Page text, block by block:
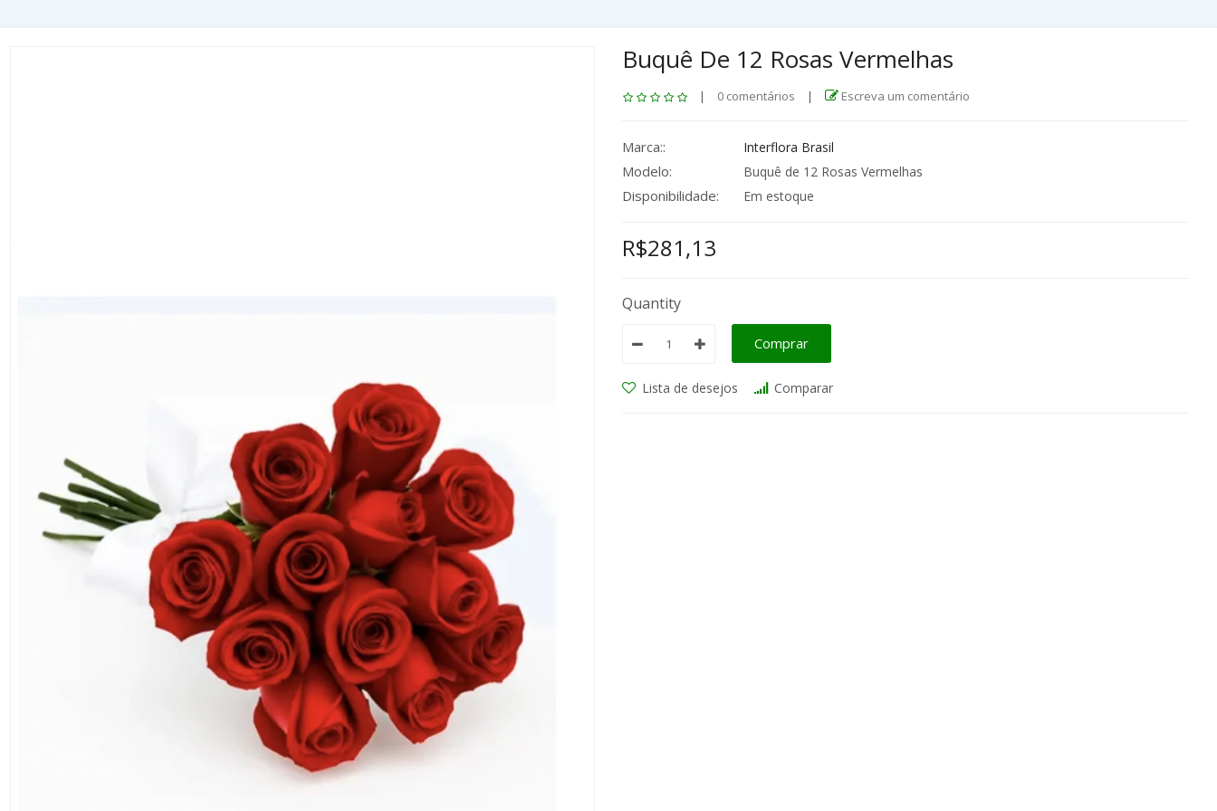
Buquê De 12 Rosas Vermelhas
| 0 comentários | Escreva um comentário
Marca:: Interflora Brasil
Modelo: Buquê de 12 Rosas Vermelhas
Disponibilidade: Em estoque
R$281,13
Quantity
Comprar
Lista de desejos Comparar